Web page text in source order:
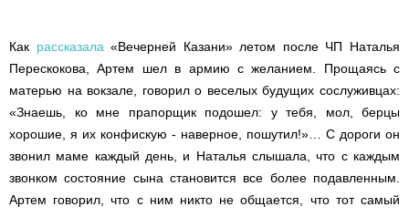
Как рассказала«Вечерней Казани» летом после ЧП Наталья
Перескокова, Артем шел в армию с желанием. Прощаясь с
матерью на вокзале, говорил о веселых будущих сослуживцах:
«Знаешь, ко мне прапорщик подошел: у тебя, мол, берцы
хорошие, я их конфискую - наверное, пошутил!»… С дороги он
звонил маме каждый день, и Наталья слышала, что с каждым
звонком состояние сына становится все более подавленным.
Артем говорил, что с ним никто не общается, что тот самый